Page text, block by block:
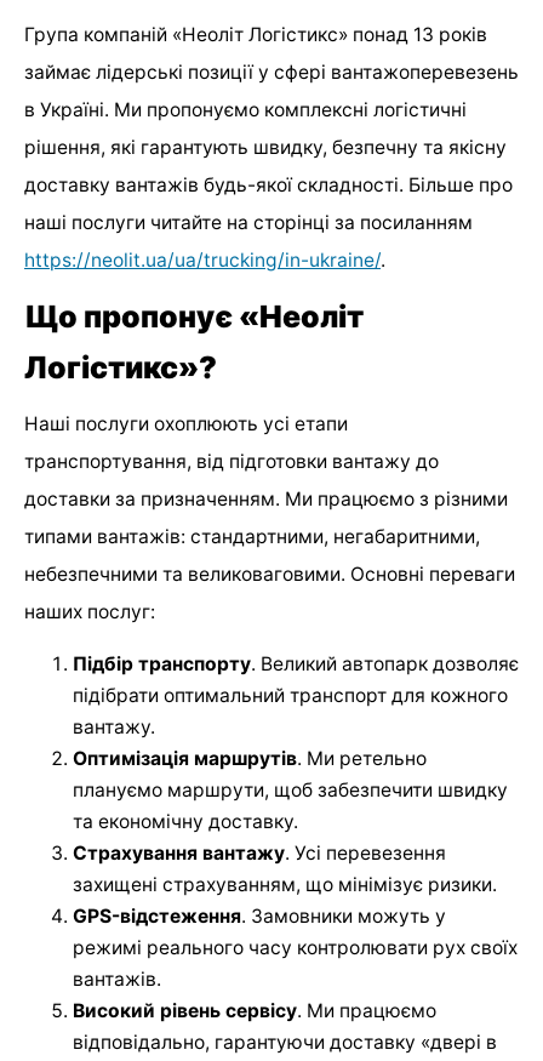
Група компаній «Неоліт Логістикс» понад 13 років
займає лідерські позиції у сфері вантажоперевезень
в Україні. Ми пропонуємо комплексні логістичні
рішення, які гарантують швидку, безпечну та якісну
доставку вантажів будь-якої складності. Більше про
наші послуги читайте на сторінці за посиланням
https://neolit.ua/ua/trucking/in-ukraine/.
Що пропонує «Неоліт
Логістикс»?
Наші послуги охоплюють усі етапи
транспортування, від підготовки вантажу до
доставки за призначенням. Ми працюємо з різними
типами вантажів: стандартними, негабаритними,
небезпечними та великоваговими. Основні переваги
наших послуг:
Підбір транспорту. Великий автопарк дозволяє
підібрати оптимальний транспорт для кожного
вантажу.
Оптимізація маршрутів. Ми ретельно
плануємо маршрути, щоб забезпечити швидку
та економічну доставку.
Страхування вантажу. Усі перевезення
захищені страхуванням, що мінімізує ризики.
GPS-відстеження. Замовники можуть у
режимі реального часу контролювати рух своїх
вантажів.
Високий рівень сервісу. Ми працюємо
відповідально, гарантуючи доставку «двері в